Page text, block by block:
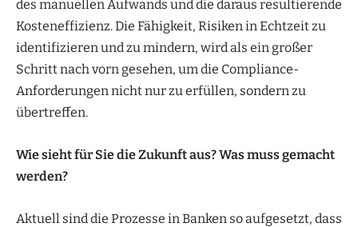
des manuellen Aufwands und die daraus resultierende
Kosteneffizienz. Die Fähigkeit, Risiken in Echtzeit zu
identifizieren und zu mindern, wird als ein großer
Schritt nach vorn gesehen, um die Compliance-
Anforderungen nicht nur zu erfüllen, sondern zu
übertreffen.
Wie sieht für Sie die Zukunft aus? Was muss gemacht
werden?
Aktuell sind die Prozesse in Banken so aufgesetzt, dass